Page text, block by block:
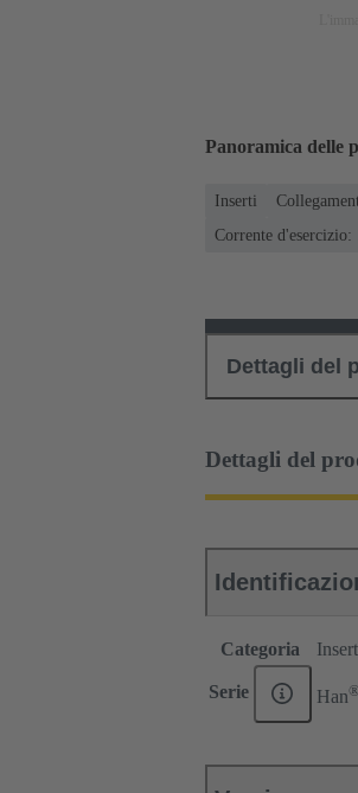
Panoramica delle
Inserti
Corrente d'esercizio:
Dettagli del
Dettagli del
Categoria
Serie Han®